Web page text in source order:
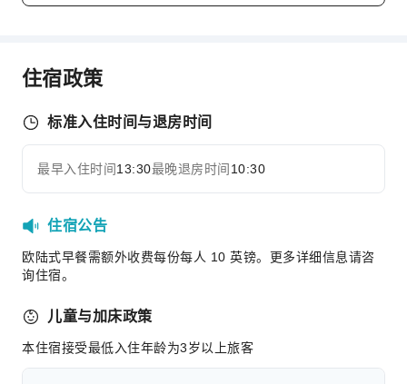
自动售货机
停车场
旅游票务服务
外币兑换服务
行李寄存
前台贵重物品保险柜
快速入住退房
展开全部
住宿政策
标准入住时间与退房时间
最早入住时间13:30最晚退房时间 10:30
住宿公告
欧陆式早餐需额外收费每份每人 10 英镑。更多详细信息请咨
询住宿。
儿童与加床政策
本住宿接受最低入住年龄为3岁以上旅客